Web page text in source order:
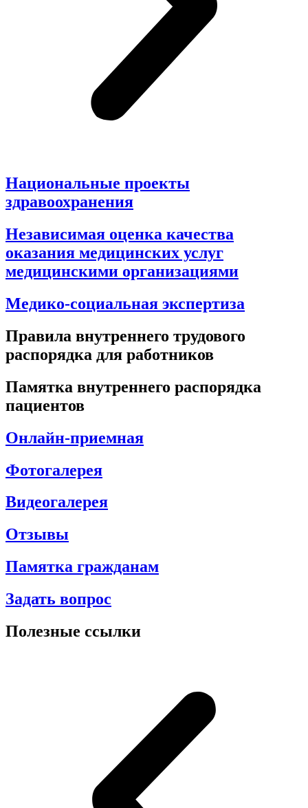
Национальные проекты
здравоохранения
Независимая оценка качества
оказания медицинских услуг
медицинскими организациями
Медико-социальная экспертиза
Правила внутреннего трудового
распорядка для работников
Памятка внутреннего распорядка
пациентов
Онлайн-приемная
Фотогалерея
Видеогалерея
Отзывы
Памятка гражданам
Задать вопрос
Полезные ссылки